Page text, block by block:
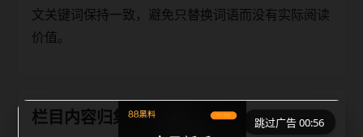
文关键词保持一致，避免只替换词语而没有实际阅读
价值。
栏目内容归集 跳过广告 00:56